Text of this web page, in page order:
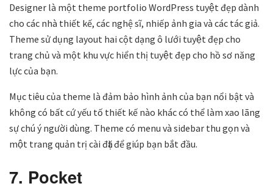
Designer là một theme portfolio WordPress tuyệt đẹp dành
cho các nhà thiết kế, các nghệ sĩ, nhiếp ảnh gia và các tác giả.
Theme sử dụng layout hai cột dạng ô lưới tuyệt đẹp cho
trang chủ và một khu vực hiển thị tuyệt đẹp cho hồ sơ năng
lực của bạn.
Mục tiêu của theme là đảm bảo hình ảnh của bạn nổi bật và
không có bất cứ yếu tố thiết kế nào khác có thể làm xao lãng
sự chú ý người dùng. Theme có menu và sidebar thu gọn và
một trang quản trị cài đặt để giúp bạn bắt đầu.
7. Pocket